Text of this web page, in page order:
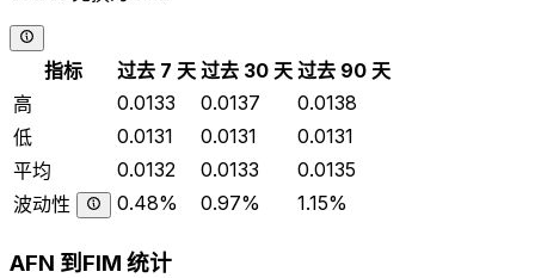
指标 过去 7 天 过去 30 天 过去 90 天
高
0.0133 0.0137
0.0138
低
0.0131 0.0131
0.0131
平均
0.0132 0.0133
0.0135
波动性
0.48% 0.97% 1.15%
AFN 到FIM 统计